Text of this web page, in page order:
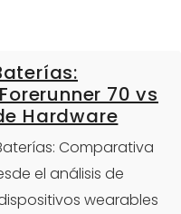
70 vs
Hardware
Comparativa
el análisis de
wearables